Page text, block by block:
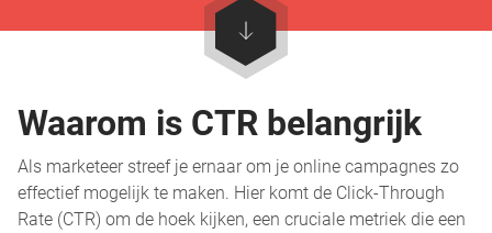
Waarom is CTR belangrijk
Als marketeer streef je ernaar om je online campagnes zo
effectief mogelijk te maken. Hier komt de Click-Through
Rate (CTR) om de hoek kijken, een cruciale metriek die een